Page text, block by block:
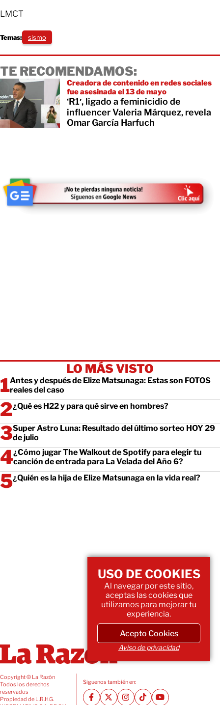
LMCT
Temas: sismo
TE RECOMENDAMOS:
Creadora de contenido en redes sociales
fue asesinada el 13 de mayo
‘R1′, ligado a feminicidio de
influencer Valeria Márquez, revela
Omar García Harfuch
LO MÁS VISTO
Antes y después de Elize Matsunaga: Estas son FOTOS
reales del caso
¿Qué es H22 y para qué sirve en hombres?
Super Astro Luna: Resultado del último sorteo HOY 29
de julio
¿Cómo jugar The Walkout de Spotify para elegir tu
canción de entrada para La Velada del Año 6?
¿Quién es la hija de Elize Matsunaga en la vida real?
Copyright © La Razón
Todos los derechos
reservados
Propiedad de L.R.H.G.
Siguenos también en:
USO DE COOKIES
Al navegar por este sitio,
aceptas las cookies que
utilizamos para mejorar tu
experiencia.
Acepto Cookies
Aviso de privacidad